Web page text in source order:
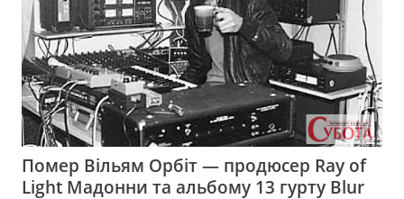
Помер Вільям Орбіт — продюсер Ray of
Light Мадонни та альбому 13 гурту Blur